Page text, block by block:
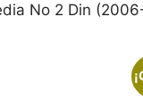
No 2 Din